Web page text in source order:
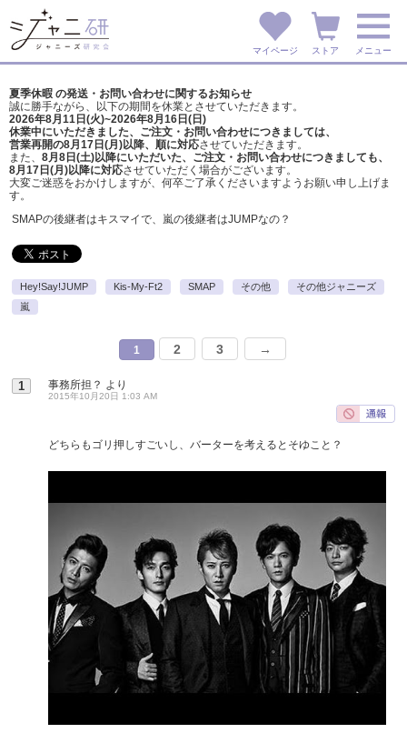
マイページ ストア メニュー
夏季休暇 の発送・お問い合わせに関するお知らせ
誠に勝手ながら、以下の期間を休業とさせていただきます。
2026年8月11日(火)~2026年8月16日(日)
休業中にいただきました、ご注文・お問い合わせにつきましては、
営業再開の8月17日(月)以降、順に対応させていただきます。
また、 8月8日(土)以降にいただいた、ご注文・ お問い合わせにつきましても、
8月17日(月)以降に対応させていただく場合がございます。
大変ご迷惑をおかけしますが、 何卒ご了承くださいますようお願い申し上げま
す。
SMAPの後継者はキスマイで、嵐の後継者はJUMPなの？
Hey!Say!JUMP Kis-My-Ft2 SMAP その他
その他ジャニーズ
嵐
1 2 3 →
1 事務所担？ より
2015年10月20日 1:03 AM
どちらもゴリ押しすごいし、バーターを考えるとそゆこと？